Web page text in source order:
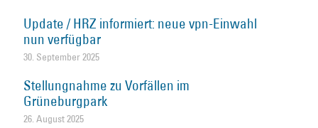
Update / HRZ informiert: neue vpn-Einwahl
nun verfügbar
30. September 2025
Stellungnahme zu Vorfällen im
Grüneburgpark
26. August 2025